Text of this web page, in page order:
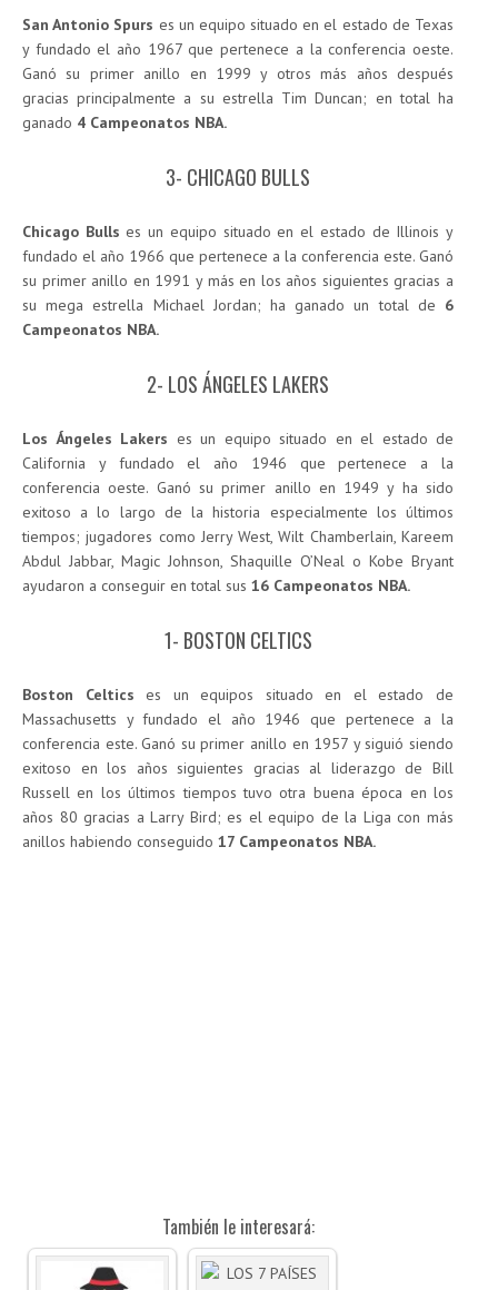
San Antonio Spurs es un equipo situado en el estado de Texas
y fundado el año 1967 que pertenece a la conferencia oeste.
Ganó su primer anillo en 1999 y otros más años después
gracias principalmente a su estrella Tim Duncan; en total ha
ganado 4 Campeonatos NBA.
3- CHICAGO BULLS
Chicago Bulls es un equipo situado en el estado de Illinois y
fundado el año 1966 que pertenece a la conferencia este. Ganó
su primer anillo en 1991 y más en los años siguientes gracias a
su mega estrella Michael Jordan; ha ganado un total de 6
Campeonatos NBA.
2- LOS ÁNGELES LAKERS
Los Ángeles Lakers es un equipo situado en el estado de
California y fundado el año 1946 que pertenece a la
conferencia oeste. Ganó su primer anillo en 1949 y ha sido
exitoso a lo largo de la historia especialmente los últimos
tiempos; jugadores como Jerry West, Wilt Chamberlain, Kareem
Abdul Jabbar, Magic Johnson, Shaquille O’Neal o Kobe Bryant
ayudaron a conseguir en total sus 16 Campeonatos NBA.
1- BOSTON CELTICS
Boston Celtics es un equipos situado en el estado de
Massachusetts y fundado el año 1946 que pertenece a la
conferencia este. Ganó su primer anillo en 1957 y siguió siendo
exitoso en los años siguientes gracias al liderazgo de Bill
Russell en los últimos tiempos tuvo otra buena época en los
años 80 gracias a Larry Bird; es el equipo de la Liga con más
anillos habiendo conseguido 17 Campeonatos NBA.
También le interesará: